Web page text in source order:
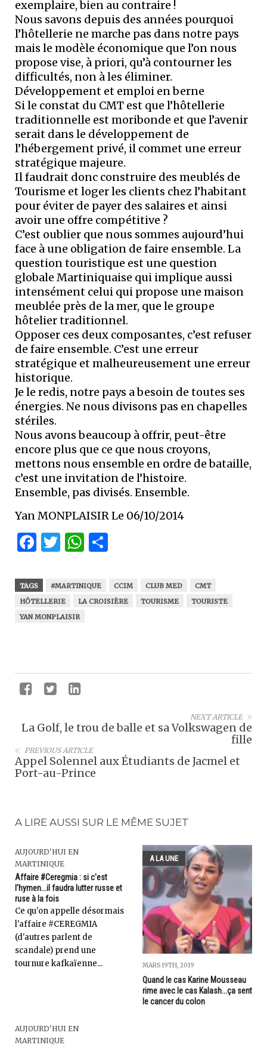
exemplaire, bien au contraire !
Nous savons depuis des années pourquoi
l’hôtellerie ne marche pas dans notre pays
mais le modèle économique que l’on nous
propose vise, à priori, qu’à contourner les
difficultés, non à les éliminer.
Développement et emploi en berne
Si le constat du CMT est que l’hôtellerie
traditionnelle est moribonde et que l’avenir
serait dans le développement de
l’hébergement privé, il commet une erreur
stratégique majeure.
Il faudrait donc construire des meublés de
Tourisme et loger les clients chez l’habitant
pour éviter de payer des salaires et ainsi
avoir une offre compétitive ?
C’est oublier que nous sommes aujourd’hui
face à une obligation de faire ensemble. La
question touristique est une question
globale Martiniquaise qui implique aussi
intensément celui qui propose une maison
meublée près de la mer, que le groupe
hôtelier traditionnel.
Opposer ces deux composantes, c’est refuser
de faire ensemble. C’est une erreur
stratégique et malheureusement une erreur
historique.
Je le redis, notre pays a besoin de toutes ses
énergies. Ne nous divisons pas en chapelles
stériles.
Nous avons beaucoup à offrir, peut-être
encore plus que ce que nous croyons,
mettons nous ensemble en ordre de bataille,
c’est une invitation de l’histoire.
Ensemble, pas divisés. Ensemble.
Yan MONPLAISIR Le 06/10/2014
Facebook
Twitter
WhatsApp
TAGS #MARTINIQUE CCIM CLUB MED
CMT
HÔTELLERIE
LA CROISIÈRE TOURISME
TOURISTE
YAN MONPLAISIR
NEXT ARTICLE
La Golf, le trou de balle et sa Volkswagen de
fille
PREVIOUS ARTICLE
Appel Solennel aux Étudiants de Jacmel et
Port-au-Prince
A LIRE AUSSI SUR LE MÊME SUJET
AUJOURD'HUI EN
MARTINIQUE
Affaire #Ceregmia : si c'est
l'hymen...il faudra lutter russe et
ruse à la fois
Ce qu'on appelle désormais
l'affaire #CEREGMIA
(d'autres parlent de
scandale) prend une
tournure kafkaïenne...
A LA UNE
MARS 19TH, 2019
Quand le cas Karine Mousseau
rime avec le cas Kalash...ça sent
le cancer du colon
AUJOURD'HUI EN
MARTINIQUE